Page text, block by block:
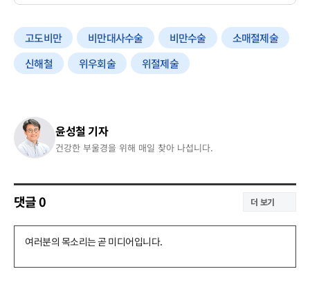
고도비만 비만대사수술 비만수술
소매절제술
신해철
위우회술 위절제술
윤성철 기자
건강한 부울경을 위해 매일 찾아 나섭니다.
댓글0 더 보기
댓